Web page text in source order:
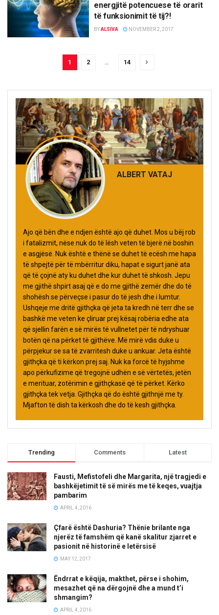
energjitë potencuese të orarit
të funksionimit të tij?!
BYALSIVA NOVEMBER 2, 2017
1 2 14
ALBERT VATAJ
Ajo që bën dhe e ndjen është ajo që duhet. Mos u bëj rob
i fatalizmit, nëse nuk do të lësh veten të bjerë në boshin
e asgjësë. Nuk është e thënë se duhet të ecësh me hapa
të shpejtë për të mbërritur diku, hapat e sigurt janë ata
që të çojnë aty ku duhet dhe kur duhet të shkosh. Jepu
me gjithë shpirt asaj që e do me gjithë zemër dhe do të
shohësh se përveçse i pasur do të jesh dhe i lumtur.
Ushqeje me dritë gjithçka që jeta ta kredh në terr dhe se
bashkë me veten ke çliruar prej kësaj robëria edhe ata
që sjellin farën e së mirës të vullnetet për të ndryshuar
botën që na përket të gjithëve. Më mirë vdis duke u
përpjekur se sa të zvarritesh duke u ankuar. Jeta është
gjithçka që ti kërkon prej saj. Nuk ka forcë të hyjshme
apo përkufizime që tregojnë udhën e së vërtetës, jetën
e merituar, zotërimin e gjithçkasë që të përket. Kërko
gjithçka tek vetja. Gjithçka që do është gjithnjë me ty.
Mjafton të dish ta kërkosh dhe do të kesh gjithçka.
Trending Comments Latest
Fausti, Mefistofeli dhe Margarita, një tragjedi e
bashkëjetimit të së mirës me të keqes, vuajtja
pambarim
APRIL 4, 2016
Çfarë është Dashuria? Thënie brilante nga
njerëz të famshëm që kanë skalitur zjarret e
pasionit në historinë e letërsisë
MAY 12, 2017
Ëndrrat e këqija, makthet, përse i shohim,
mesazhet që na dërgojnë dhe a mund t’i
shmangim?
APRIL 4, 2016